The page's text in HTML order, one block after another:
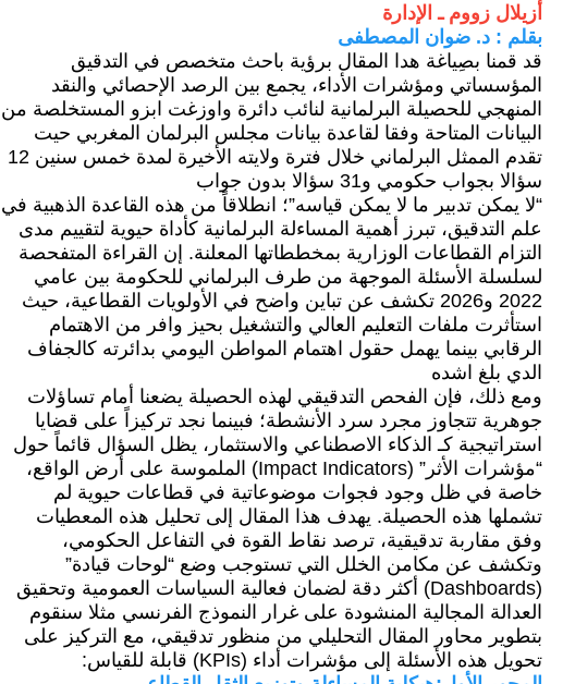
أزيلال زووم ـ الإدارة
بقلم : د. ضوان المصطفى
قد قمنا بصِياغة هدا المقال برؤية باحث متخصص في التدقيق
المؤسساتي ومؤشرات الأداء، يجمع بين الرصد الإحصائي والنقد
المنهجي للحصيلة البرلمانية لنائب دائرة واوزغت ابزو المستخلصة من
البيانات المتاحة وفقا لقاعدة بيانات مجلس البرلمان المغربي حيت
تقدم الممثل البرلماني خلال فترة ولايته الأخيرة لمدة خمس سنين 12
سؤالا بجواب حكومي و31 سؤالا بدون جواب
“لا يمكن تدبير ما لا يمكن قياسه”؛ انطلاقاً من هذه القاعدة الذهبية في
علم التدقيق، تبرز أهمية المساءلة البرلمانية كأداة حيوية لتقييم مدى
التزام القطاعات الوزارية بمخططاتها المعلنة. إن القراءة المتفحصة
لسلسلة الأسئلة الموجهة من طرف البرلماني للحكومة بين عامي
2022 و2026 تكشف عن تباين واضح في الأولويات القطاعية، حيث
استأثرت ملفات التعليم العالي والتشغيل بحيز وافر من الاهتمام
الرقابي بينما يهمل حقول اهتمام المواطن اليومي بدائرته كالجفاف
الدي بلغ اشده
ومع ذلك، فإن الفحص التدقيقي لهذه الحصيلة يضعنا أمام تساؤلات
جوهرية تتجاوز مجرد سرد الأنشطة؛ فبينما نجد تركيزاً على قضايا
استراتيجية كـ الذكاء الاصطناعي والاستثمار، يظل السؤال قائماً حول
“مؤشرات الأثر” (Impact Indicators) الملموسة على أرض الواقع،
خاصة في ظل وجود فجوات موضوعاتية في قطاعات حيوية لم
تشملها هذه الحصيلة. يهدف هذا المقال إلى تحليل هذه المعطيات
وفق مقاربة تدقيقية، ترصد نقاط القوة في التفاعل الحكومي،
وتكشف عن مكامن الخلل التي تستوجب وضع “لوحات قيادة”
(Dashboards) أكثر دقة لضمان فعالية السياسات العمومية وتحقيق
العدالة المجالية المنشودة على غرار النموذج الفرنسي مثلا سنقوم
بتطوير محاور المقال التحليلي من منظور تدقيقي، مع التركيز على
تحويل هذه الأسئلة إلى مؤشرات أداء (KPIs) قابلة للقياس: